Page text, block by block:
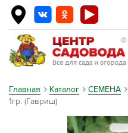
Главная Каталог СЕМЕНА
1гр. (Гавриш)